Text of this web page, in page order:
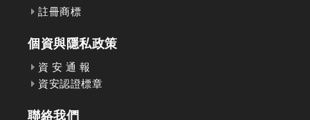
註冊商標
個資與隱私政策
資 安 通 報
資安認證標章
聯絡我們